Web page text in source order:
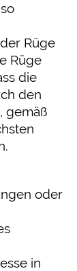
Rüge
Rüge
die
den
gemäß
oder
in